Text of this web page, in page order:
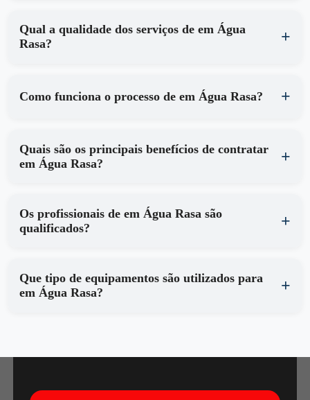
Qual a qualidade dos serviços de em Água
Rasa?
Como funciona o processo de em Água Rasa?
Quais são os principais benefícios de contratar
em Água Rasa?
Os profissionais de em Água Rasa são
qualificados?
Que tipo de equipamentos são utilizados para
em Água Rasa?